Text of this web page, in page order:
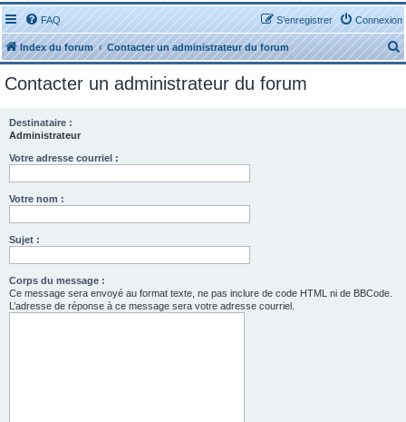
FAQ Connexion
S’enregistrer
Index du forum Contacter un administrateur du forum
e
Contacter un administrateur du forum
Destinataire :
Administrateur
Votre adresse courriel :
Votre nom :
Sujet :
Corps du message :
Ce message sera envoyé au format texte, ne pas inclure de code HTML ni de BBCode.
L’adresse de réponse à ce message sera votre adresse courriel.